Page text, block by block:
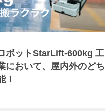
ボットStarLift-600kg 工
において、屋内外のどち
！